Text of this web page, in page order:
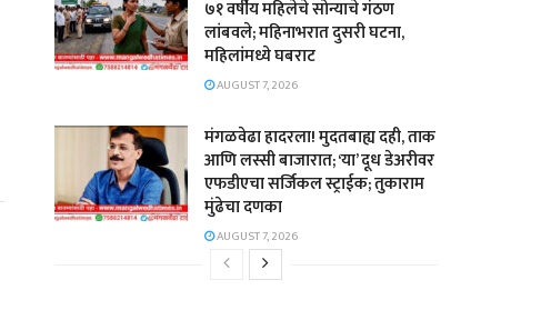
७१ वर्षीय महिलेचे सोन्याचे गंठण
लांबवले; महिनाभरात दुसरी घटना,
महिलांमध्ये घबराट
AUGUST 7, 2026
​मंगळवेढा हादरला! मुदतबाह्य दही, ताक
आणि लस्सी बाजारात; ‘या’ दूध डेअरीवर
एफडीएचा सर्जिकल स्ट्राईक; ​तुकाराम
मुंढेचा दणका
AUGUST 7, 2026